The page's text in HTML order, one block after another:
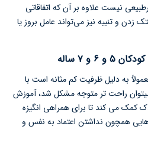
نیست علاوه بر آن که اتفاقاتی
و تنبیه نیز می‌تواند عامل بروز یا
و ۷ ساله
۶ و ۷ ساله معمولاً به دلیل ظرفیت کم مثانه است با
راحت تر متوجه مشکل شد، آموزش
می کند تا برای همراهی انگیزه
همچون نداشتن اعتماد به نفس و